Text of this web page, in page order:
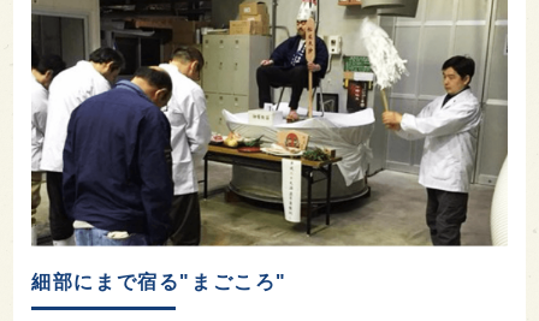
細部にまで宿る"まごころ"